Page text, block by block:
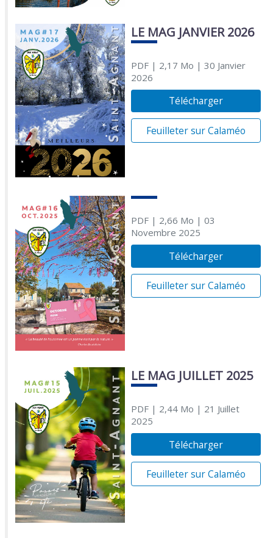
LE MAG JANVIER 2026
PDF| 2,17 Mo | 30 Janvier
2026
Télécharger
Feuilleter sur Calaméo
PDF| 2,66 Mo | 03
Novembre 2025
Télécharger
Feuilleter sur Calaméo
LE MAG JUILLET 2025
PDF| 2,44 Mo | 21 Juillet
2025
Télécharger
Feuilleter sur Calaméo